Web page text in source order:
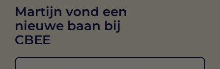
Martijn vond een
nieuwe baan bij
CBEE